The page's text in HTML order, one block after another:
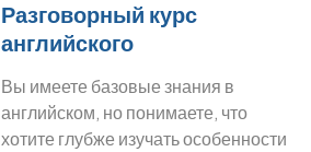
Разговорный курс
английского
Вы имеете базовые знания в
английском, но понимаете, что
хотите глубже изучать особенности